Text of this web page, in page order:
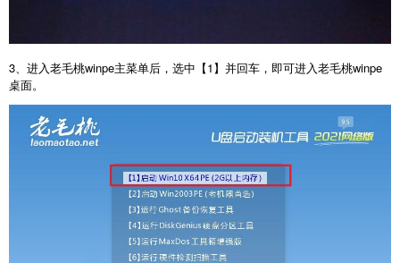
3、进入老毛桃winpe主菜单后，选中【1】并回车，即可进入老毛桃winpe
桌面。